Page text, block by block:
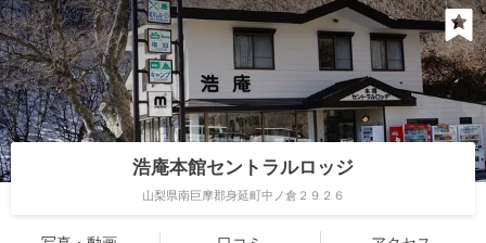
浩庵本館セントラルロッジ
山梨県南巨摩郡身延町中ノ倉２９２６